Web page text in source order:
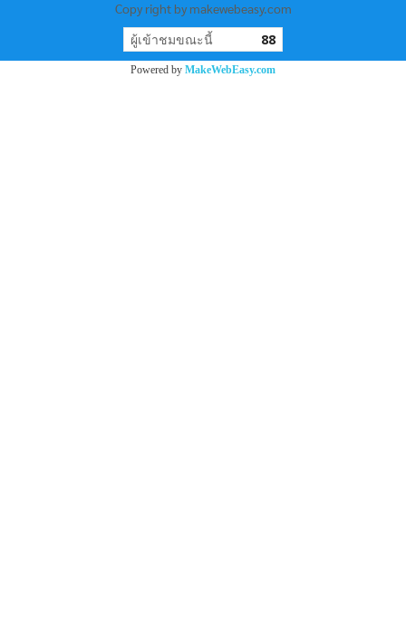
Copy right by makewebeasy.com
ผู้เข้าชมขณะนี้ 88
Powered by MakeWebEasy.com